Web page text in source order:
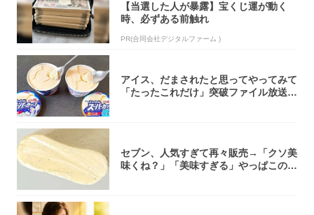
【当選した人が暴露】宝くじ運が動く
時、必ずある前触れ
PR(合同会社デジタルファーム )
アイス、だまされたと思ってやってみて
「たったこれだけ」突破ファイル放送で
セブン、人気すぎて再々販売→「クソ美
味くね？」「美味すぎる」やっぱこのク